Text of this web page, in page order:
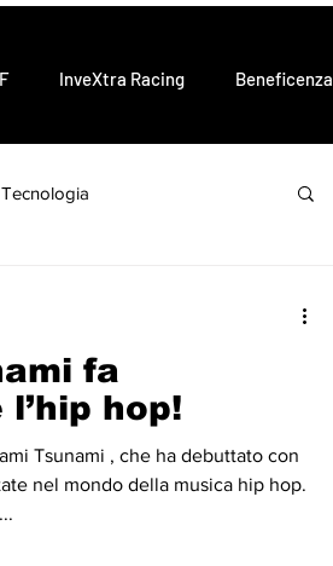
InveXtra Racing Beneficenza
Tecnologia
fa
hop!
Tsunami , che ha debuttato con
nel mondo della musica hip hop.